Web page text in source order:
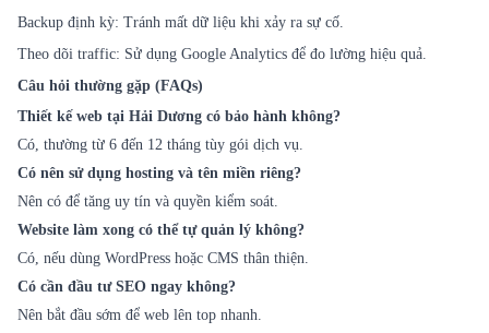
Backup định kỳ: Tránh mất dữ liệu khi xảy ra sự cố.
Theo dõi traffic: Sử dụng Google Analytics để đo lường hiệu quả.
Câu hỏi thường gặp (FAQs)
Thiết kế web tại Hải Dương có bảo hành không?
Có, thường từ 6 đến 12 tháng tùy gói dịch vụ.
Có nên sử dụng hosting và tên miền riêng?
Nên có để tăng uy tín và quyền kiểm soát.
Website làm xong có thể tự quản lý không?
Có, nếu dùng WordPress hoặc CMS thân thiện.
Có cần đầu tư SEO ngay không?
Nên bắt đầu sớm để web lên top nhanh.